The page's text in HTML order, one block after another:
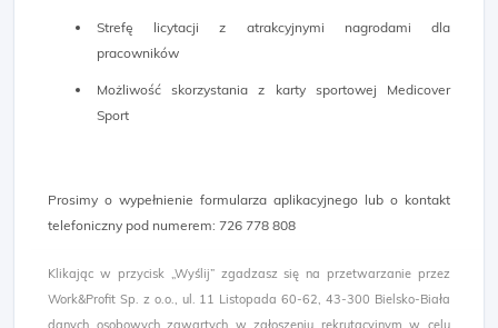
Strefę licytacji z atrakcyjnymi nagrodami dla
pracowników
Możliwość skorzystania z karty sportowej Medicover
Sport
Prosimy o wypełnienie formularza aplikacyjnego lub o kontakt
telefoniczny pod numerem: 726 778 808
Klikając w przycisk „Wyślij” zgadzasz się na przetwarzanie przez
Work&Profit Sp. z o.o., ul. 11 Listopada 60-62, 43-300 Bielsko-Biała
danych osobowych zawartych w zgłoszeniu rekrutacyjnym w celu